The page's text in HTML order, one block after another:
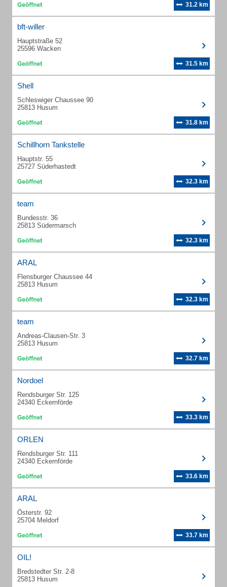
31.2 km
bft-willer
Hauptstraße 52
25596 Wacken
31.5 km
Shell
Schleswiger Chaussee 90
25813 Husum
31.8 km
Schillhorn Tankstelle
Hauptstr. 55
25727 Süderhastedt
32.3 km
team
Bundesstr. 36
25813 Südermarsch
32.3 km
ARAL
Flensburger Chaussee 44
25813 Husum
32.3 km
team
Andreas-Clausen-Str. 3
25813 Husum
32.7 km
Nordoel
Rendsburger Str. 125
24340 Eckernförde
33.3 km
ORLEN
Rendsburger Str. 111
24340 Eckernförde
33.6 km
ARAL
Österstr. 92
25704 Meldorf
33.7 km
OIL!
Bredstedter Str. 2-8
25813 Husum